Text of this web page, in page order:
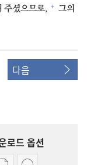
주셨으므로, + 그의
다음
로드 옵션